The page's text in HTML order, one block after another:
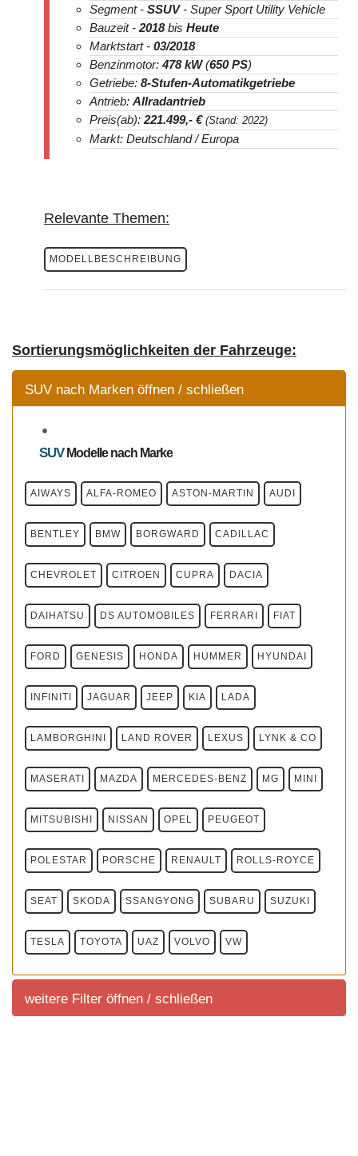
Segment - SSUV- Super Sport Utility Vehicle
Bauzeit - 2018bis Heute
Marktstart - 03/2018
Benzinmotor:478 kW(650 PS)
Getriebe: 8-Stufen-Automatikgetriebe
Antrieb: Allradantrieb
Preis(ab): 221.499,- € (Stand: 2022)
Markt: Deutschland / Europa
Relevante Themen:
MODELLBESCHREIBUNG
Sortierungsmöglichkeiten der Fahrzeuge:
SUV nach Marken öffnen / schließen
SUVModellenach Marke
AIWAYS ALFA-ROMEO ASTON-MARTIN AUDI
BENTLEY BMW BORGWARD CADILLAC
CHEVROLET CITROEN CUPRA DACIA
DAIHATSU DS AUTOMOBILES FERRARI FIAT
FORD GENESIS HONDA HUMMER HYUNDAI
INFINITI JAGUAR JEEP KIA LADA
LAMBORGHINI LAND ROVER LEXUS LYNK & CO
MASERATI MAZDA MERCEDES-BENZ MG MINI
MITSUBISHI NISSAN OPEL PEUGEOT
POLESTAR PORSCHE RENAULT ROLLS-ROYCE
SEAT SKODA SSANGYONG SUBARU SUZUKI
TESLA TOYOTA UAZ VOLVO VW
weitere Filter öffnen / schließen